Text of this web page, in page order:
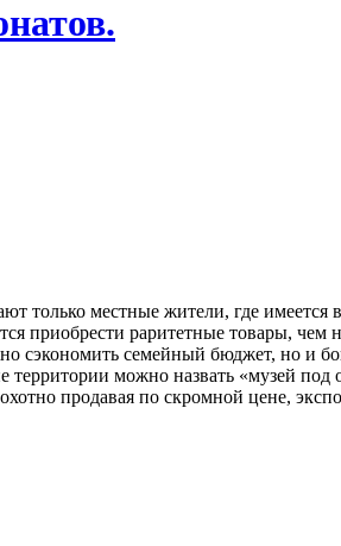
только местные жители, где
приобрести раритетные товары,
семейный бюджет, но и
можно назвать «музей
продавая по скромной цене,